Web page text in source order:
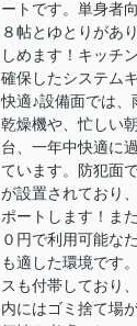
ートです。単身者
８帖とゆとりがあ
しめます！キッチ
確保したシステム
快適♪設備面では
乾燥機や、忙しい
台、一年中快適に
ています。防犯面
が設置されており
ポートします！ま
０円で利用可能な
も適した環境です
スも付帯しており
内にはゴミ捨て場